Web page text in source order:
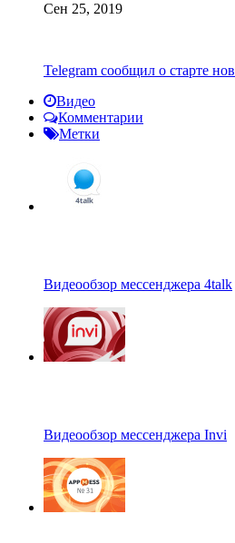
Сен 25, 2019
Telegram сообщил о старте
Видео
Комментарии
Метки
Видеообзор мессенджера 4talk
Видеообзор мессенджера Invi